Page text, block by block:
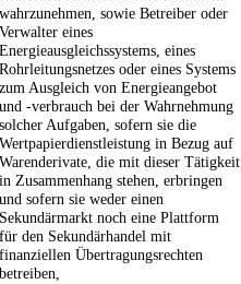
wahrzunehmen, sowie Betreiber oder
Verwalter eines
Energieausgleichssystems, eines
Rohrleitungsnetzes oder eines Systems
zum Ausgleich von Energieangebot
und -verbrauch bei der Wahrnehmung
solcher Aufgaben, sofern sie die
Wertpapierdienstleistung in Bezug auf
Warenderivate, die mit dieser Tätigkeit
in Zusammenhang stehen, erbringen
und sofern sie weder einen
Sekundärmarkt noch eine Plattform
für den Sekundärhandel mit
finanziellen Übertragungsrechten
betreiben,